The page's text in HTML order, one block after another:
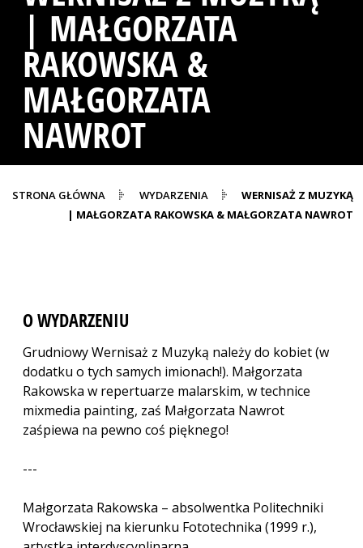
| MAŁGORZATA
RAKOWSKA &
MAŁGORZATA
NAWROT
STRONA GŁÓWNA WYDARZENIA
WERNISAŻ Z MUZYKĄ
| MAŁGORZATA RAKOWSKA & MAŁGORZATA NAWROT
O WYDARZENIU
Grudniowy Wernisaż z Muzyką należy do kobiet (w
dodatku o tych samych imionach!). Małgorzata
Rakowska w repertuarze malarskim, w technice
mixmedia painting, zaś Małgorzata Nawrot
zaśpiewa na pewno coś pięknego!
---
Małgorzata Rakowska – absolwentka Politechniki
Wrocławskiej na kierunku Fototechnika (1999 r.),